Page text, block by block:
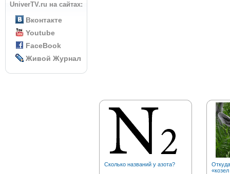
UniverTV.ru на сайтах:
Вконтакте
Youtube
FaceBook
Живой Журнал
Сколько названий у азота?